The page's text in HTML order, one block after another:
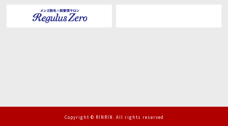
Copyright © RINRIN. All rights reserved